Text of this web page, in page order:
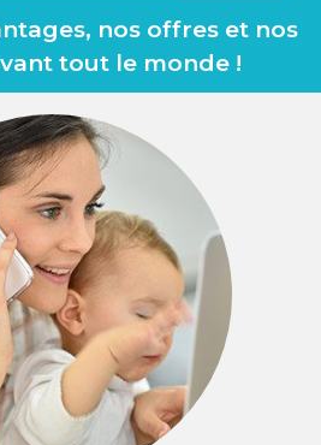
nos offres et nos
tout le monde !